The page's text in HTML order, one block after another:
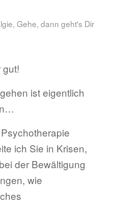
, Gehe, dann geht's Dir
gut!
ist eigentlich
ich Sie in Krisen,
der Bewältigung
wie